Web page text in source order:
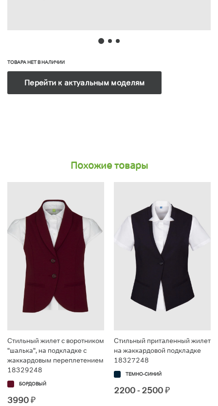
ТОВАРА НЕТ В НАЛИЧИИ
Перейти к актуальным моделям
Похожие товары
Стильный жилет с воротником
"шалька", на подкладке с
жаккардовым переплетением
18329248
БОРДОВЫЙ
3990₽
Стильный приталенный жилет
на жаккардовой подкладке
18327248
ТЕМНО-СИНИЙ
2200 - 2500₽